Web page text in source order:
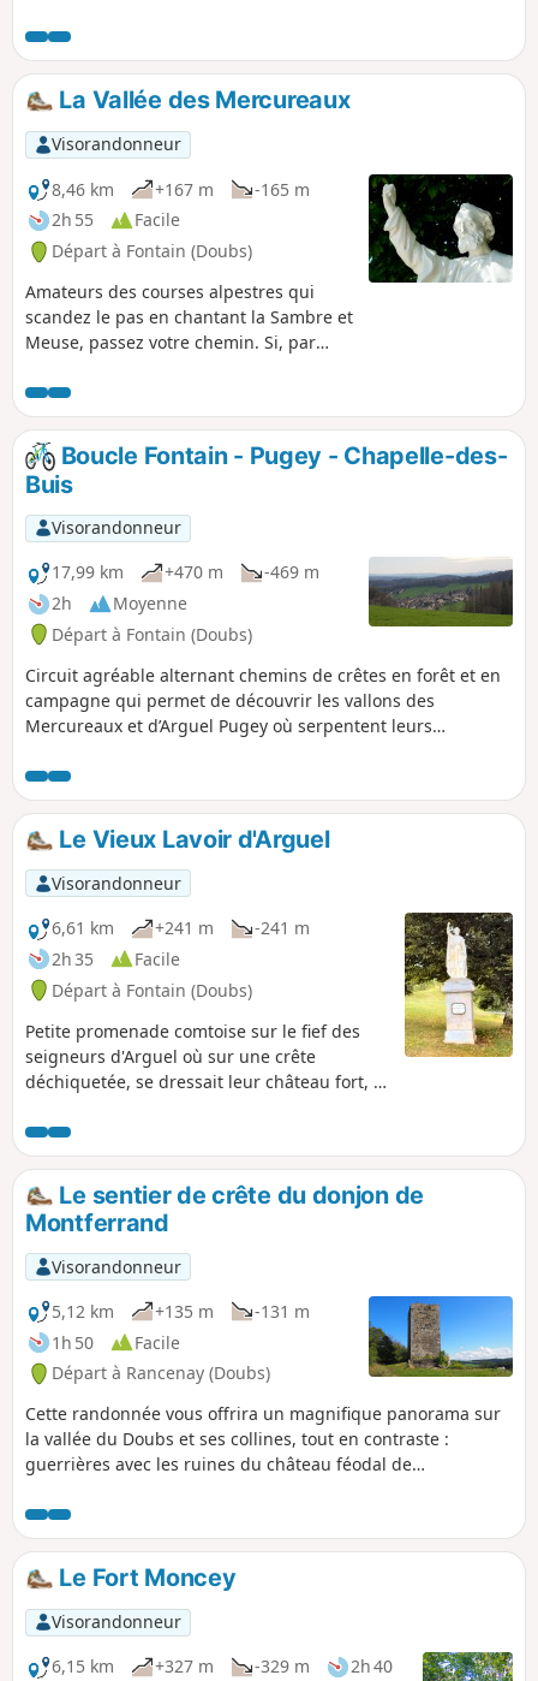
La Vallée des Mercureaux
Visorandonneur
8,46 km
+167 m
-165 m
2h 55
Facile
Départ à Fontain (Doubs)
Amateurs des courses alpestres qui
scandez le pas en chantant la Sambre et
Meuse, passez votre chemin. Si, par
discours à l'une de nos bonnes vieilles
vaches montbéliardes rencontrée au
détour du chemin et lui trouvez
beaucoup d’esprit, si vous aimez traîner
le godillot par nos sentiers
cambrousards, alors profitez du charme
de cette promenade paisible le long du
ruisseau des Mercureaux où s’élevait,
dit-on, aux époques antiques un temple
dédié au Dieu Mercure.
Boucle Fontain - Pugey - Chapelle-des-
Buis
Visorandonneur
17,99 km
+470 m
-469 m
2h
Moyenne
Départ à Fontain (Doubs)
Circuit agréable alternant chemins de crêtes en forêt et en
campagne qui permet de découvrir les vallons des
Mercureaux et d’Arguel Pugey où serpentent leurs
dans les sous-bois et de petites routes peu fréquentées. En
chemin, vous pourrez remarquer des sites patrimoniaux
religieux et militaires, ainsi que de magnifiques belvédères,
notamment la Citadelle Vauban inscrite au patrimoine
mondial de l’UNESCO.
Le Vieux Lavoir d'Arguel
Visorandonneur
6,61 km
+241 m
-241 m
2h 35
Facile
Départ à Fontain (Doubs)
Petite promenade comtoise sur le fief des
seigneurs d'Arguel où sur une crête
déchiquetée, se dressait leur château fort, et
Le sentier de crête du donjon de
Montferrand
Visorandonneur
5,12 km
+135 m
-131 m
1h 50
Facile
Départ à Rancenay (Doubs)
Cette randonnée vous offrira un magnifique panorama sur
la vallée du Doubs et ses collines, tout en contraste :
guerrières avec les ruines du château féodal de
Dame du Mont. Vous cheminerez sur une belle ligne de
crête, rocailleuse à souhait, ponctuée de nombreux points
de vue sur la vallée.
Le Fort Moncey
Visorandonneur
6,15 km
+327 m -329 m 2h 40